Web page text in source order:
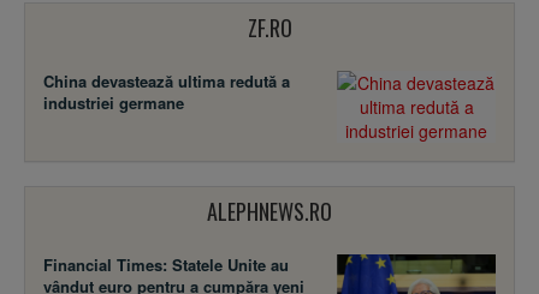
ZF.RO
China devastează ultima redută a
industriei germane
ALEPHNEWS.RO
Financial Times: Statele Unite au
vândut euro pentru a cumpăra yeni